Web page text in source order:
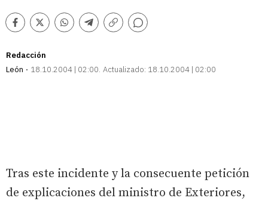
Facebook
TwitterWhatsappTelegram
Copiar
Comentarios
Redacción
León
18.10.2004 | 02:00 Actualizado: 18.10.2004 | 02:00
Tras este incidente y la consecuente petición
de explicaciones del ministro de Exteriores,